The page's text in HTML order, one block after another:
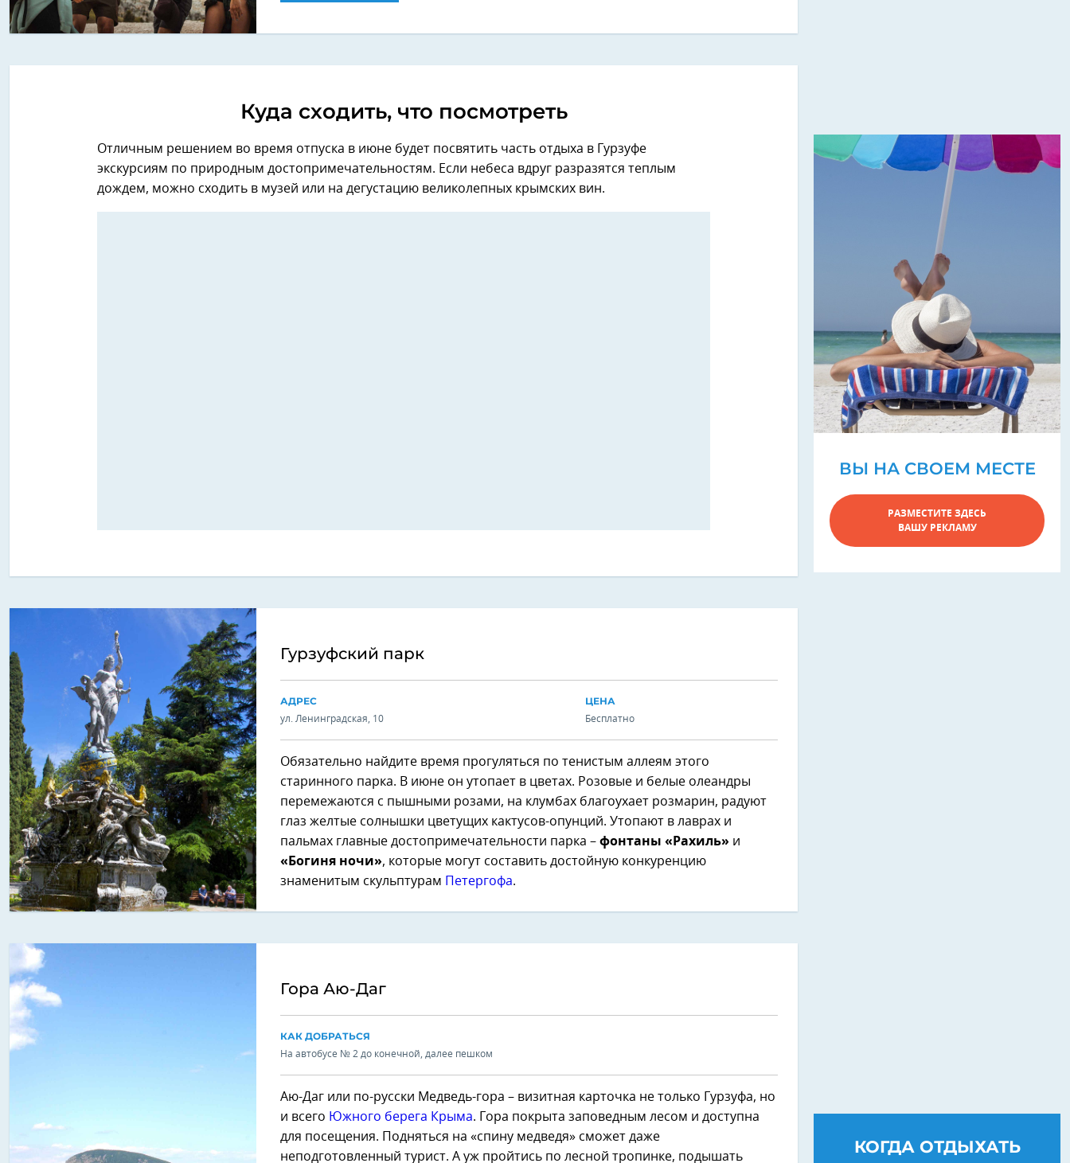
Куда сходить, что посмотреть
Отличным решением во время отпуска в июне будет посвятить часть отдыха в Гурзуфе
экскурсиям по природным достопримечательностям. Если небеса вдруг разразятся теплым
дождем, можно сходить в музей или на дегустацию великолепных крымских вин.
Гурзуфский парк
АДРЕС
ул. Ленинградская, 10
ЦЕНА
Бесплатно
Обязательно найдите время прогуляться по тенистым аллеям этого
старинного парка. В июне он утопает в цветах. Розовые и белые олеандры
перемежаются с пышными розами, на клумбах благоухает розмарин, радуют
глаз желтые солнышки цветущих кактусов-опунций. Утопают в лаврах и
пальмах главные достопримечательности парка – фонтаны «Рахиль» и
«Богиня ночи», которые могут составить достойную конкуренцию
знаменитым скульптурам
Петергофа.
Гора Аю-Даг
КАК ДОБРАТЬСЯ
На автобусе № 2 до конечной, далее пешком
Аю-Даг или по-русски Медведь-гора – визитная карточка не только Гурзуфа, но
и всего Южного берега Крыма. Гора покрыта заповедным лесом и доступна
для посещения. Подняться на «спину медведя» сможет даже
неподготовленный турист. А уж пройтись по лесной тропинке, подышать
ВЫ НА СВОЕМ МЕСТЕ
РАЗМЕСТИТЕ ЗДЕСЬ
ВАШУ РЕКЛАМУ
КОГДА ОТДЫХАТЬ